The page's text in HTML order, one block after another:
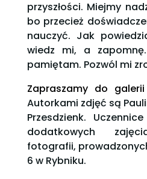
przyszłości. Miejmy
bo przecież
nauczyć. Jak
wiedz mi, a
pamiętam. Pozwól mi
Zapraszamy do
Autorkami zdjęć są
Przesdzienk.
dodatkowych
fotografii,
6 w Rybniku.